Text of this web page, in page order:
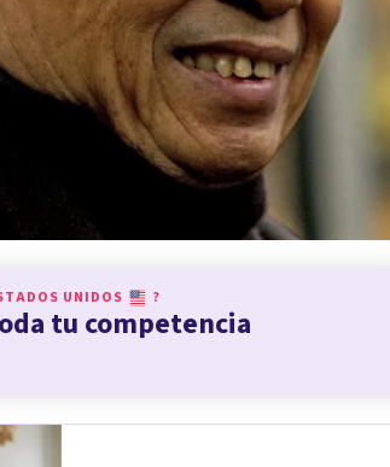
UNIDOS ?
tu competencia